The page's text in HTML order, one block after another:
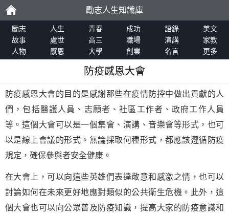
勵
志
勵志人生知識庫
勵志 人生 青春 成功 語錄
美文
故事
處世 高三 職場 演講
家教
人物
感恩 大學 創業 名言 更多
防疫感恩大會
防疫感恩大會的目的是感謝那些在疫情防控中做出貢獻的人
們，包括醫護人員、志願者、社區工作者、政府工作人員
等。這個大會可以是一個集會、演講、音樂會等形式，也可
以是線上會議的形式。無論採取何種形式，都應該遵循防疫
規定，確保參與者安全健康。
在大會上，可以向這些英雄們表達敬意和感激之情，也可以
討論如何在未來更好地應對類似的公共衛生危機。此外，這
個大會也可以向公眾普及防疫知識，提高大家的防疫意識和